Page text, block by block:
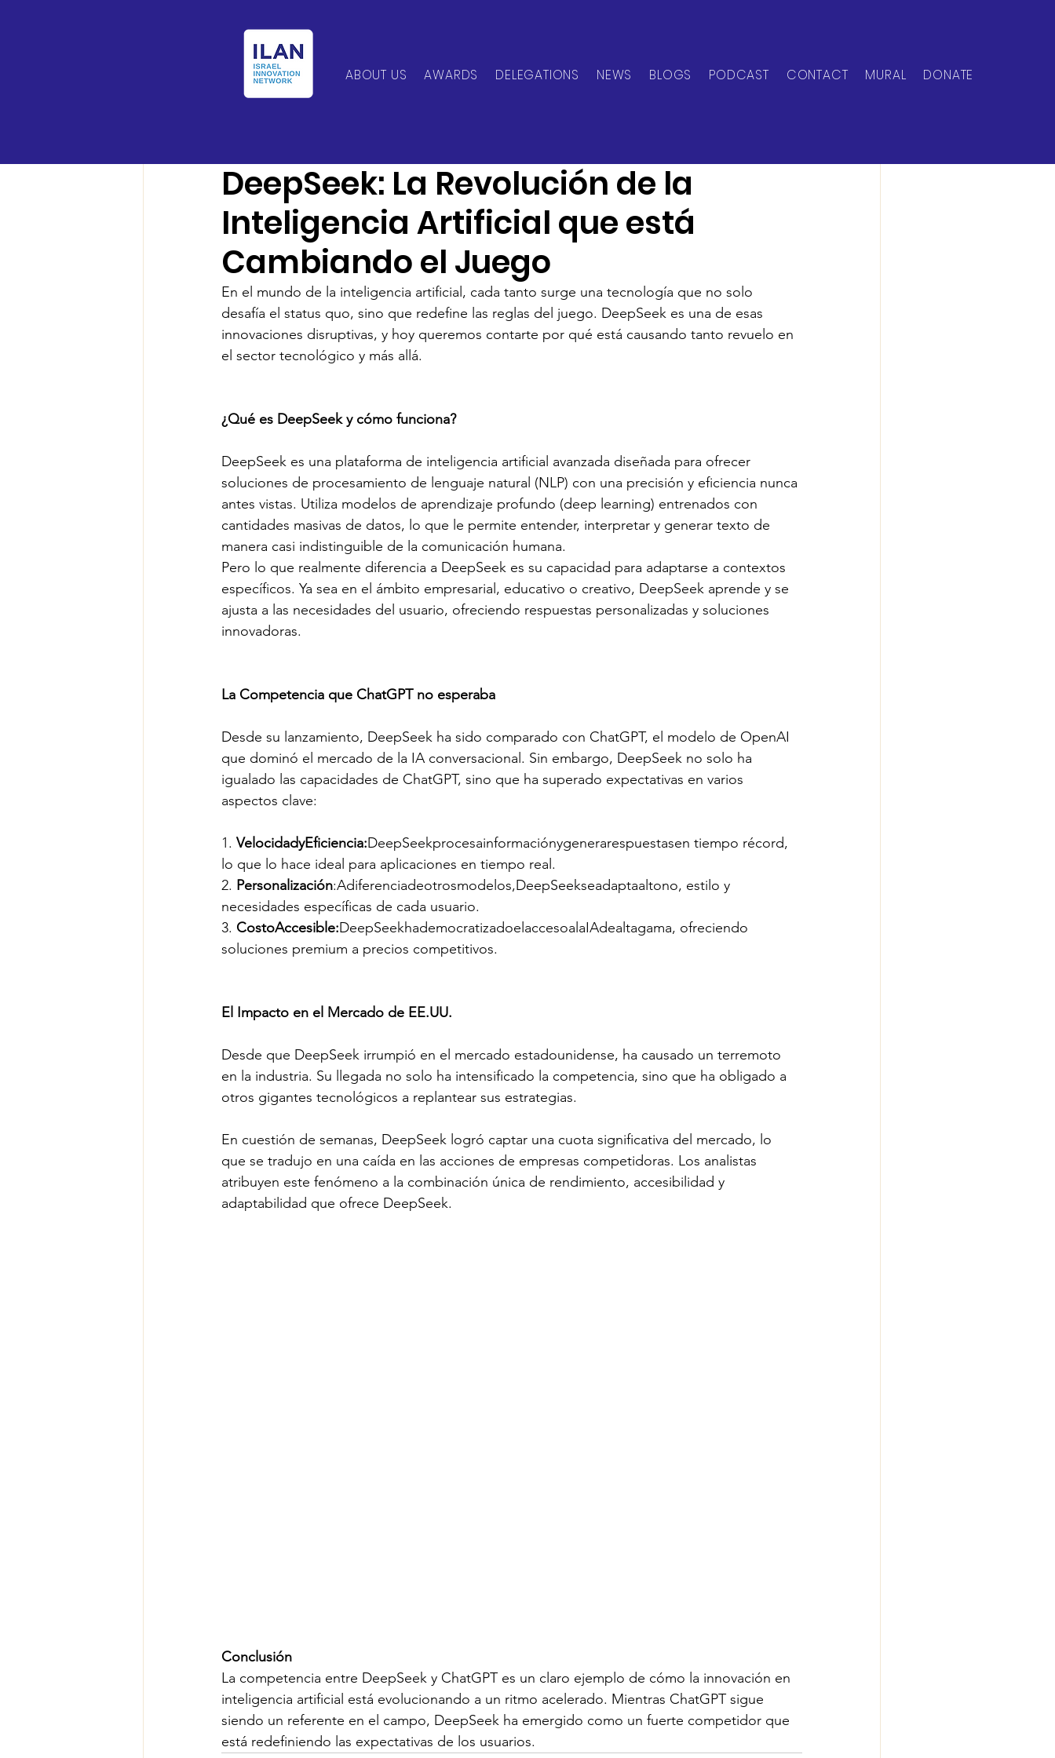
ABOUT US AWARDS DELEGATIONS NEWS BLOGS PODCAST CONTACT MURAL DONATE
DeepSeek: La Revolución de la
Inteligencia Artificial que está
Cambiando el Juego
En el mundo de la inteligencia artificial, cada tanto surge una tecnología que no solo
desafía el status quo, sino que redefine las reglas del juego. DeepSeek es una de esas
innovaciones disruptivas, y hoy queremos contarte por qué está causando tanto revuelo en
el sector tecnológico y más allá.
¿Qué es DeepSeek y cómo funciona?
DeepSeek es una plataforma de inteligencia artificial avanzada diseñada para ofrecer
soluciones de procesamiento de lenguaje natural (NLP) con una precisión y eficiencia nunca
antes vistas. Utiliza modelos de aprendizaje profundo (deep learning) entrenados con
cantidades masivas de datos, lo que le permite entender, interpretar y generar texto de
manera casi indistinguible de la comunicación humana.
Pero lo que realmente diferencia a DeepSeek es su capacidad para adaptarse a contextos
específicos. Ya sea en el ámbito empresarial, educativo o creativo, DeepSeek aprende y se
ajusta a las necesidades del usuario, ofreciendo respuestas personalizadas y soluciones
innovadoras.
La Competencia que ChatGPT no esperaba
Desde su lanzamiento, DeepSeek ha sido comparado con ChatGPT, el modelo de OpenAI
que dominó el mercado de la IA conversacional. Sin embargo, DeepSeek no solo ha
igualado las capacidades de ChatGPT, sino que ha superado expectativas en varios
aspectos clave:
1. VelocidadyEficiencia:DeepSeekprocesainformaciónygenerarespuestasen tiempo récord,
lo que lo hace ideal para aplicaciones en tiempo real.
2. Personalización:Adiferenciadeotrosmodelos,DeepSeekseadaptaaltono, estilo y
necesidades específicas de cada usuario.
3. CostoAccesible:DeepSeekhademocratizadoelaccesoalaIAdealtagama, ofreciendo
soluciones premium a precios competitivos.
El Impacto en el Mercado de EE.UU.
Desde que DeepSeek irrumpió en el mercado estadounidense, ha causado un terremoto
en la industria. Su llegada no solo ha intensificado la competencia, sino que ha obligado a
otros gigantes tecnológicos a replantear sus estrategias.
En cuestión de semanas, DeepSeek logró captar una cuota significativa del mercado, lo
que se tradujo en una caída en las acciones de empresas competidoras. Los analistas
atribuyen este fenómeno a la combinación única de rendimiento, accesibilidad y
adaptabilidad que ofrece DeepSeek.
Conclusión
La competencia entre DeepSeek y ChatGPT es un claro ejemplo de cómo la innovación en
inteligencia artificial está evolucionando a un ritmo acelerado. Mientras ChatGPT sigue
siendo un referente en el campo, DeepSeek ha emergido como un fuerte competidor que
está redefiniendo las expectativas de los usuarios.